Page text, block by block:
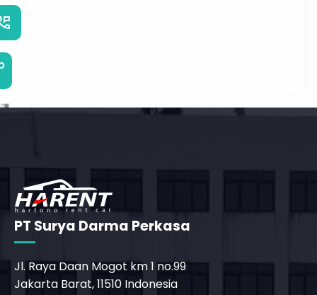
PT Surya Darma Perkasa
Jl. Raya Daan Mogot km 1 no.99
Jakarta Barat, 11510 Indonesia